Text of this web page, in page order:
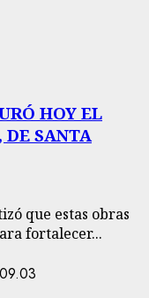
HOY EL
DE SANTA
que estas obras
fortalecer...